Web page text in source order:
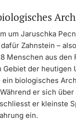
um Jaruschka
Zahnstein –
Menschen aus den
Gebiet der heutigen
biologisches
er sich
er kleinste
ein.